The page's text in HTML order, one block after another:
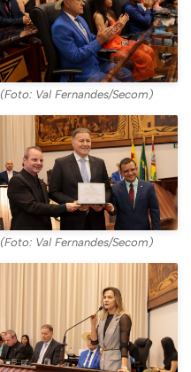
(Foto: Val Fernandes/Secom)
(Foto: Val Fernandes/Secom)